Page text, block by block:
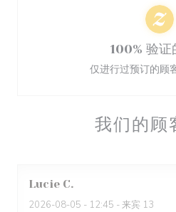
我们的顾
Lucie C
2026-08-05 - 12:45 - 来宾 13
100% 验证
仅进行过预订的顾